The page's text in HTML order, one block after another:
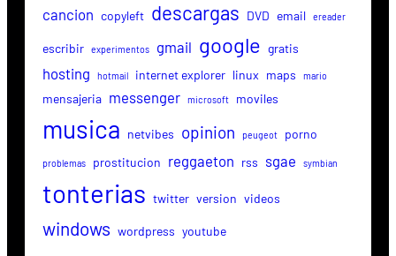
cancion copyleft descargas DVD email ereader
escribir experimentos gmail google gratis
hosting hotmail internet explorer linux maps mario
mensajeria messenger microsoft moviles
musica netvibes opinion peugeot porno
problemas prostitucion reggaeton rss sgae symbian
tonterias twitter version videos
windows wordpress youtube